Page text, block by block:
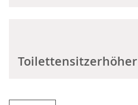
Toilettensitzerhöher